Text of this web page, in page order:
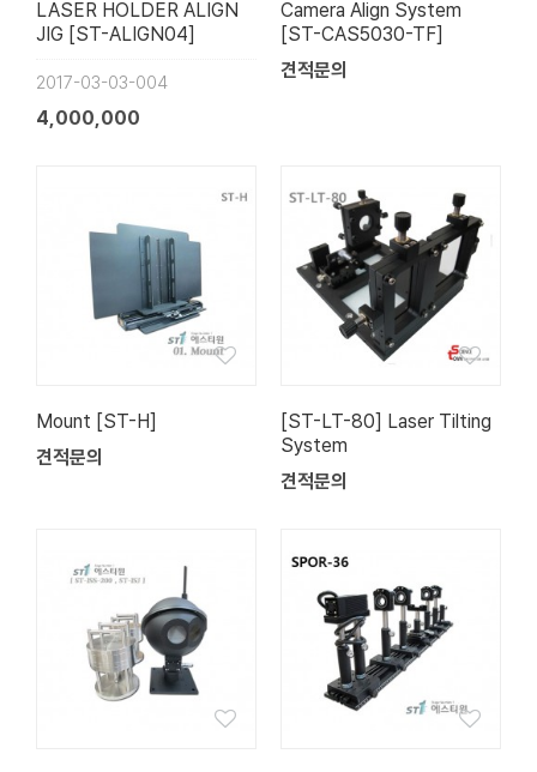
LASER HOLDER ALIGN
JIG [ST-ALIGN04]
2017-03-03-004
4,000,000
Camera Align System
[ST-CAS5030-TF]
견적문의
Mount [ST-H]
견적문의
[ST-LT-80] Laser Tilting
System
견적문의